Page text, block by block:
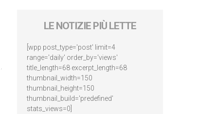
LE NOTIZIE PIÙ LETTE
[wpp post_type='post' limit=4
range='daily' order_by='views'
title_length=68 excerpt_length=68
thumbnail_width=150
thumbnail_height=150
thumbnail_build='predefined'
stats_views=0]